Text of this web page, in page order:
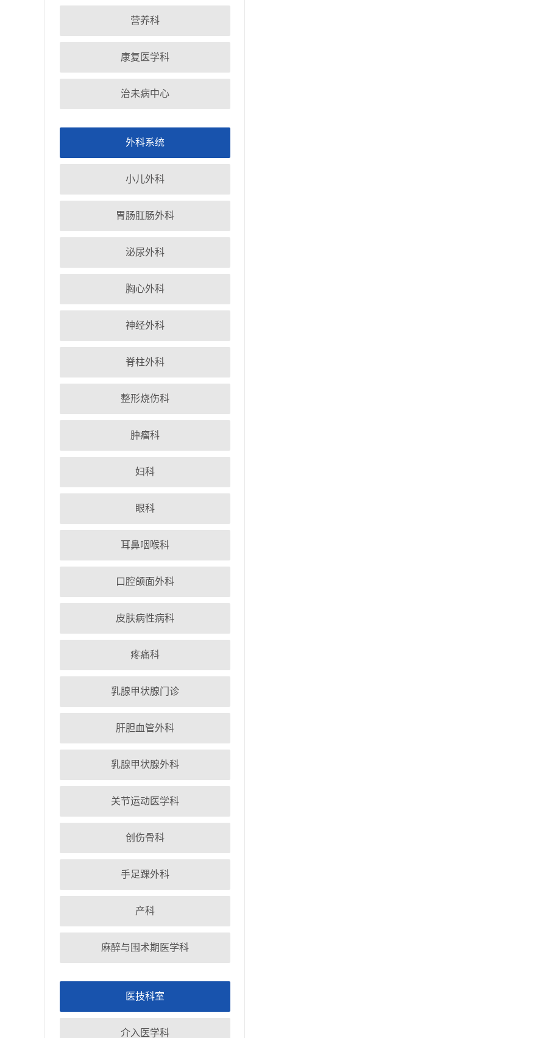
营养科
康复医学科
治未病中心
外科系统
小儿外科
胃肠肛肠外科
泌尿外科
胸心外科
神经外科
脊柱外科
整形烧伤科
肿瘤科
妇科
眼科
耳鼻咽喉科
口腔颌面外科
皮肤病性病科
疼痛科
乳腺甲状腺门诊
肝胆血管外科
乳腺甲状腺外科
关节运动医学科
创伤骨科
手足踝外科
产科
麻醉与围术期医学科
医技科室
介入医学科